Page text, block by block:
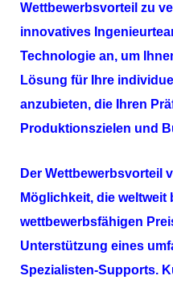
Wettbewerbsvorteil zu
innovatives
Technologie an, um
Lösung für Ihre
anzubieten, die Ihren
Produktionszielen und
Der Wettbewerbsvorteil
Möglichkeit, die weltweit
wettbewerbsfähigen
Unterstützung eines
Spezialisten-Supports.